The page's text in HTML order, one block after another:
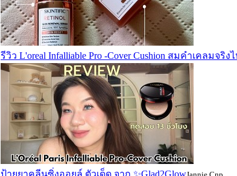
รีวิว L'oreal Infalliable Pro -Cover Cushion สมคำเคลมจริง
ป้ายยาคลีนซิ่งออยล์ ตัวเด็ด จาก ✨Glad2Glow